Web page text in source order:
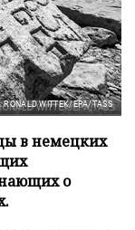
RONALD WITTEK/EPA/TASS
в немецких
о